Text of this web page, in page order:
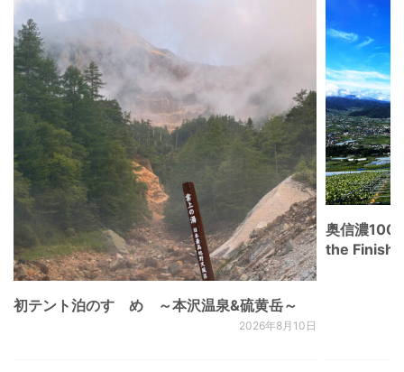
初テント泊のすゝめ ～本沢温泉&硫黄岳～
2026年8月10日
奥信濃100
the Finish